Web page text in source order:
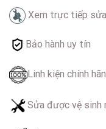
Xem trực tiếp
Bảo hành uy tín
Linh kiện chính
Sửa được vệ sinh